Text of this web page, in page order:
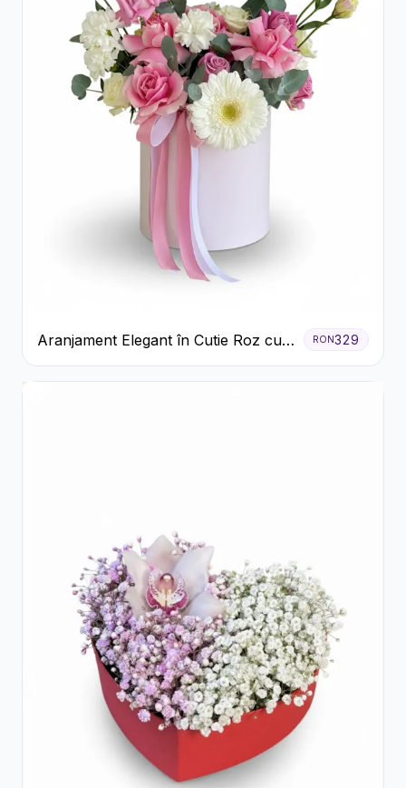
Aranjament Elegant în Cutie Roz cu
Trandafiri și Gerbera
RON329